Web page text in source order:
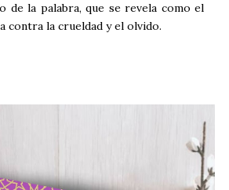
de la palabra, que se revela como el
contra la crueldad y el olvido.